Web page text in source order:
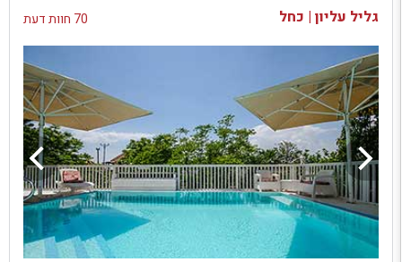
גליל עליון | כחל 70 חוות דעת